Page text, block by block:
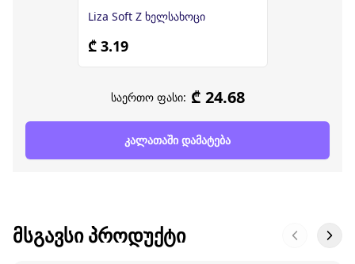
Liza Soft Z ხელსახოცი
₾ 3.19
საერთო ფასი: ₾ 24.68
კალათაში დამატება
ᲛᲡᲒᲐᲕᲡᲘ ᲞᲠᲝᲓᲣᲥᲢᲘ